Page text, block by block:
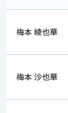
梅本 綾也華
梅本 沙也華